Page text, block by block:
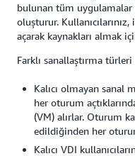
bulunan tüm
oluşturur.
açarak kaynakları almak
Farklı sanallaştırma
Kalıcı olmayan sanal
her oturum
(VM) alırlar. Oturum
edildiğinden her
Kalıcı VDI